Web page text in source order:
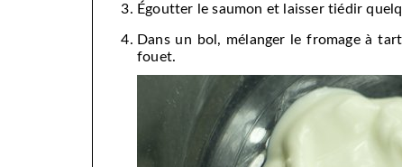
Égoutter le saumon et laisser tiédir
Dans un bol, mélanger le fromage à
fouet.